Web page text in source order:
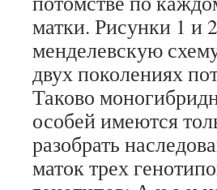
матки. Рисунки 1 и
менделевскую
двух поколениях
Таково
особей имеются
разобрать
маток трех